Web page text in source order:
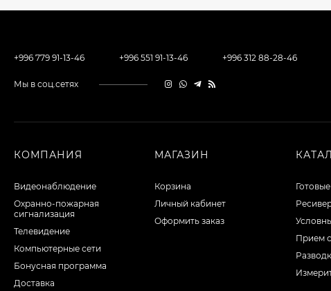
+996 779 91-13-46 +996 551 91-13-46 +996 312 88-28-46
Мы в соц.сетях
КОМПАНИЯ
Видеонаблюдение
Охранно-пожарная
сигнализация
Телевидение
Компьютерные сети
Бонусная программа
Доставка
МАГАЗИН
Корзина
Личный кабинет
Оформить заказ
Прием